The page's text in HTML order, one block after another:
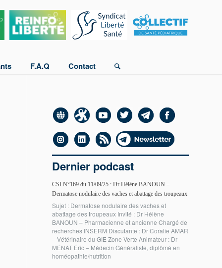
F.A.Q Contact
Dernier podcast
CSI N°169 du 11/09/25 : Dr Hélène BANOUN –
Dermatose nodulaire des vaches et abattage des troupeaux
Sujet : Dermatose nodulaire des vaches et
abattage des troupeaux Invité : Dr Hélène
BANOUN – Pharmacienne et ancienne Chargé de
recherches INSERM Discutante : Dr Coralie AMAR
– Vétérinaire du GIE Zone Verte Animateur : Dr
MÉNAT Éric – Médecin Généraliste, diplômé en
homéopathie/nutrition